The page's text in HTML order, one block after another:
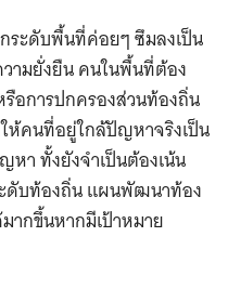
ระดับพื้นที่ค่อยๆ ซึมลงเป็น
ามยั่งยืน คนในพื้นที่ต้อง
อการปกครองส่วนท้องถิ่น
ห้คนที่อยู่ใกล้ปัญหาจริงเป็น
า ทั้งยังจำเป็นต้องเน้น
ดับท้องถิ่น แผนพัฒนาท้อง
ากขึ้นหากมีเป้าหมาย